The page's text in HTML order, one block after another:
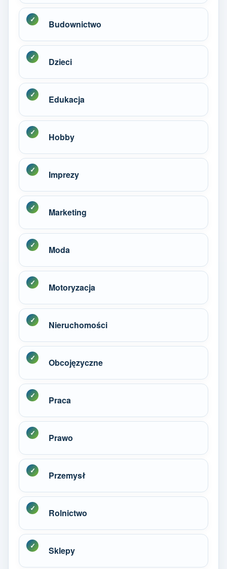
Budownictwo
Dzieci
Edukacja
Hobby
Imprezy
Marketing
Moda
Motoryzacja
Nieruchomości
Obcojęzyczne
Praca
Prawo
Przemysł
Rolnictwo
Sklepy